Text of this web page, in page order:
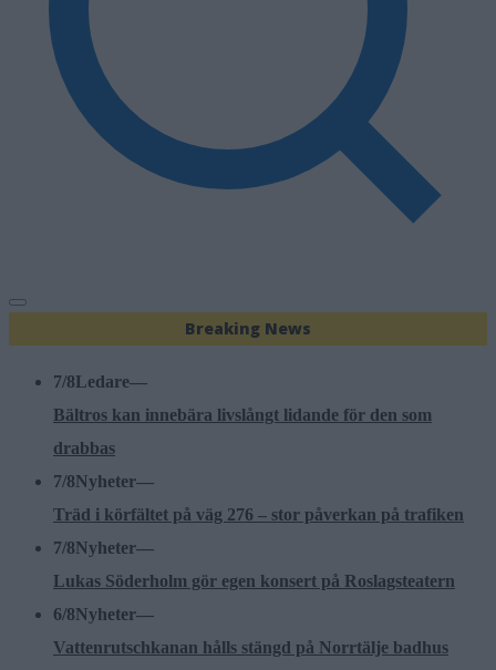
Breaking News
7/8Ledare—
Bältros kan innebära livslångt lidande för den som
drabbas
7/8Nyheter—
Träd i körfältet på väg 276 – stor påverkan på trafiken
7/8Nyheter—
Lukas Söderholm gör egen konsert på Roslagsteatern
6/8Nyheter—
Vattenrutschkanan hålls stängd på Norrtälje badhus